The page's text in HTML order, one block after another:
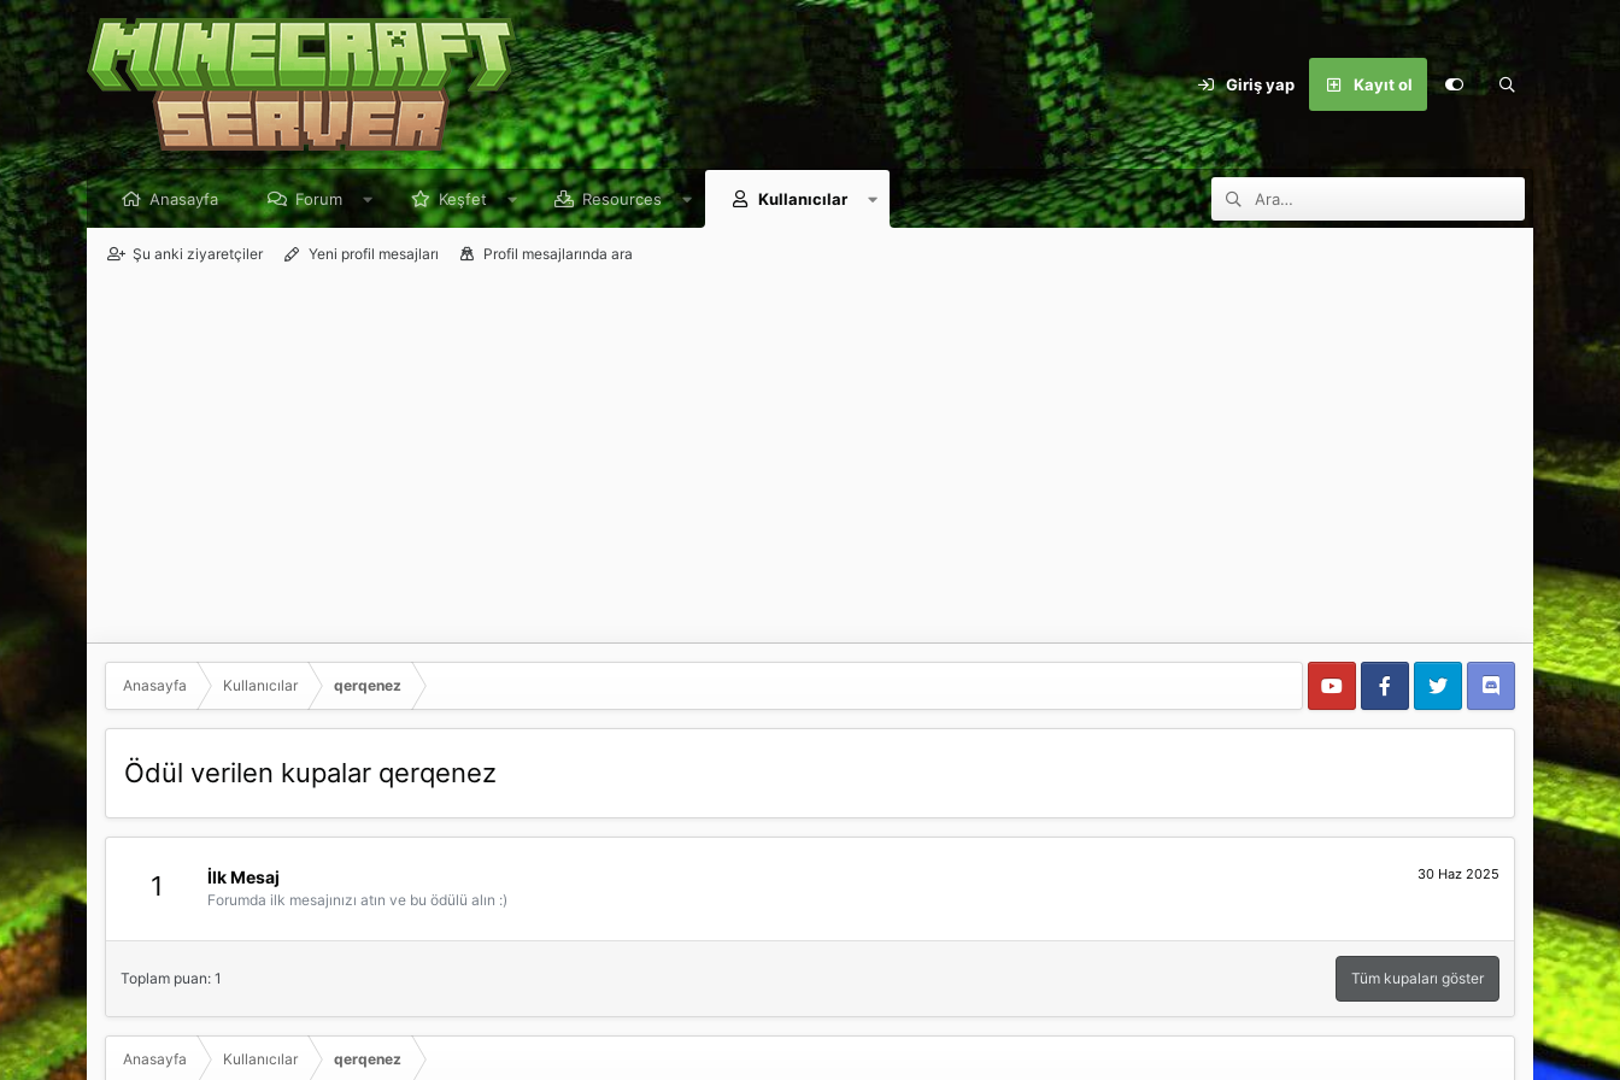
Giriş yap Kayıt ol
Anasayfa Forum Keşfet Resources Kullanıcılar
Şu anki ziyaretçiler Yeni profil mesajları Profil mesajlarında ara
Anasayfa Kullanıcılar qerqenez
Ödül verilen kupalar qerqenez
1 30 Haz 2025
İlk Mesaj
Forumda ilk mesajınızı atın ve bu ödülü alın :)
Toplam puan: 1 Tüm kupaları göster
Anasayfa Kullanıcılar qerqenez